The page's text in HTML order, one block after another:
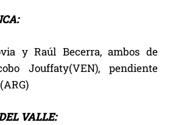
y Raúl Becerra, ambos de
Jouffaty(VEN), pendiente
VALLE: